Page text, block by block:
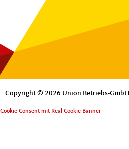
Copyright © 2026 Union Betriebs-GmbH
Cookie Consent mit Real Cookie Banner